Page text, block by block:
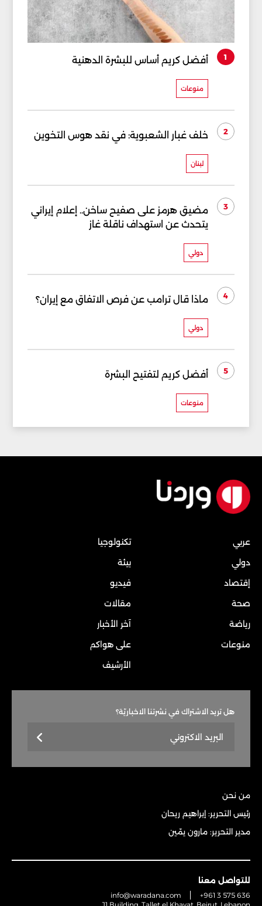
1 أفضل كريم أساس للبشرة الدهنية
منوعات
2 خلف غبار الشعبوية: في نقد هوس التخوين
لبنان
3
مضيق هرمز على صفيح ساخن.. إعلام إيراني
يتحدث عن استهداف ناقلة غاز
دولي
4 ماذا قال ترامب عن فرص الاتفاق مع إيران؟
دولي
5 أفضل كريم لتفتيح البشرة
منوعات
عربي
دولي
إقتصاد
صحة
رياضة
منوعات
تكنولوجيا
بيئة
فيديو
مقالات
آخر الأخبار
على هواكم
الأرشيف
هل تريد الاشتراك في نشرتنا الاخباريّة؟
من نحن
رئيس التحرير: إبراهيم ريحان
مدير التحرير: مارون يمّين
للتواصل معنا
info@waradana.com
+961 3 575 636